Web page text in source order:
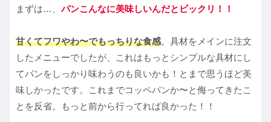
まずは…、パンこんなに美味しいんだとビックリ！！
甘くてフワやわ〜でもっちりな食感。具材をメインに注文
したメニューでしたが、これはもっとシンプルな具材にし
てパンをしっかり味わうのも良いかも！とまで思うほど美
味しかったです。これまでコッペパンか〜と侮ってきたこ
とを反省。もっと前から行ってれば良かった！！